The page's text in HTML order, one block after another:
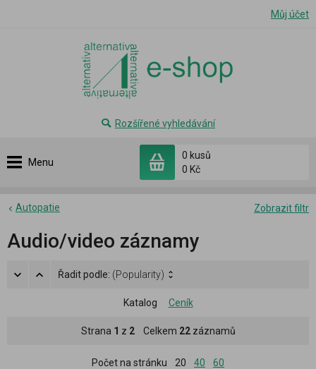
Můj účet
Menu
0 kusů
0 Kč
Rozšířené vyhledávání
Zobrazit filtr
Autopatie
Audio/video záznamy
Řadit podle: (Popularity)
Katalog Ceník
Strana 1 z 2Celkem 22záznamů
Počet na stránku 20 40 60